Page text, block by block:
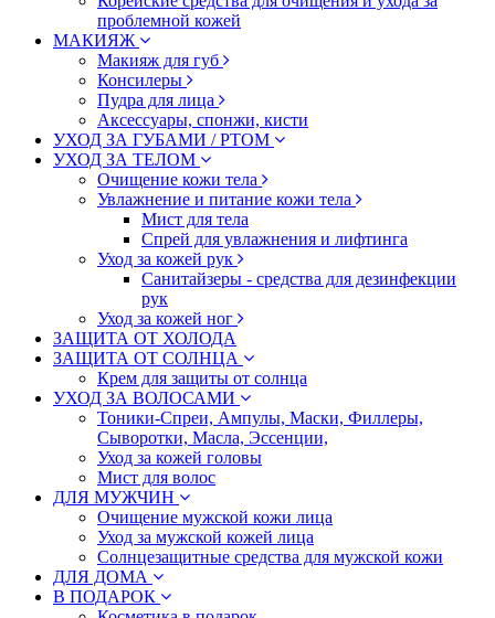
проблемной кожей
МАКИЯЖ
Макияж для губ
Консилеры
Пудра для лица
Аксессуары, спонжи, кисти
УХОД ЗА ГУБАМИ / РТОМ
УХОД ЗА ТЕЛОМ
Очищение кожи тела
Увлажнение и питание кожи тела
Мист для тела
Спрей для увлажнения и лифтинга
Уход за кожей рук
Санитайзеры - средства для дезинфекции
рук
Уход за кожей ног
ЗАЩИТА ОТ ХОЛОДА
ЗАЩИТА ОТ СОЛНЦА
Крем для защиты от солнца
УХОД ЗА ВОЛОСАМИ
Тоники-Спреи, Ампулы, Маски, Филлеры,
Сыворотки, Масла, Эссенции,
Уход за кожей головы
Мист для волос
ДЛЯ МУЖЧИН
Очищение мужской кожи лица
Уход за мужской кожей лица
Солнцезащитные средства для мужской кожи
ДЛЯ ДОМА
В ПОДАРОК